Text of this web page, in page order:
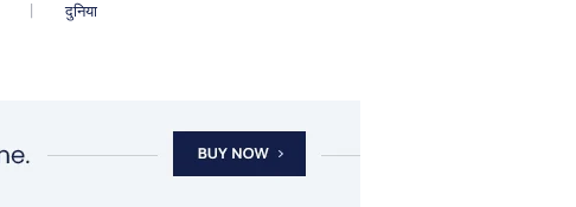
दुनिया